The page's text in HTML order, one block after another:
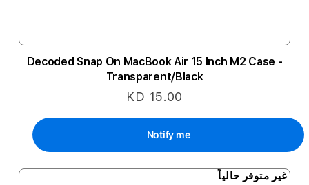
Decoded Snap On MacBook Air 15 Inch M2 Case -
Transparent/Black
KD 15.00
Notify me
غير متوفر حالياً